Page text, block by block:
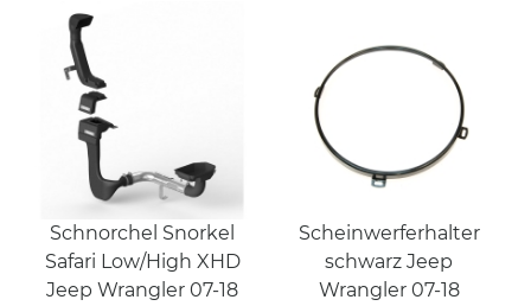
Schnorchel Snorkel
Safari Low/High XHD
Jeep Wrangler 07-18
Scheinwerferhalter
schwarz Jeep
Wrangler 07-18